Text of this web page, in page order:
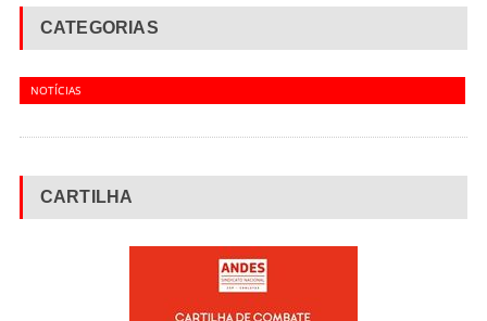
CATEGORIAS
NOTÍCIAS
CARTILHA